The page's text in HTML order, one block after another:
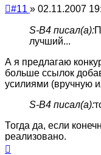
Непрочитанное
#11 » 02.11.2007
S-B4 писал(а):
лучший...
А я предлагаю
больше ссылок
усилиями (вручную
S-B4 писал(а):
Тогда да, если
реализовано.